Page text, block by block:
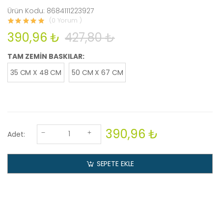
Ürün Kodu: 8684111223927
(0 Yorum )
390,96 ₺ 427,80 ₺
TAM ZEMİN BASKILAR:
35 CM X 48 CM
50 CM X 67 CM
Adet: 390,96 ₺
SEPETE EKLE